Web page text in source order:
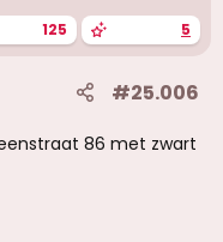
125 5
#25.006
86 met zwart